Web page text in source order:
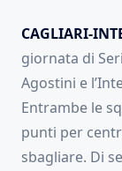
CAGLIARI-
giornata di
Agostini e
Entrambe le
punti per
sbagliare. Di